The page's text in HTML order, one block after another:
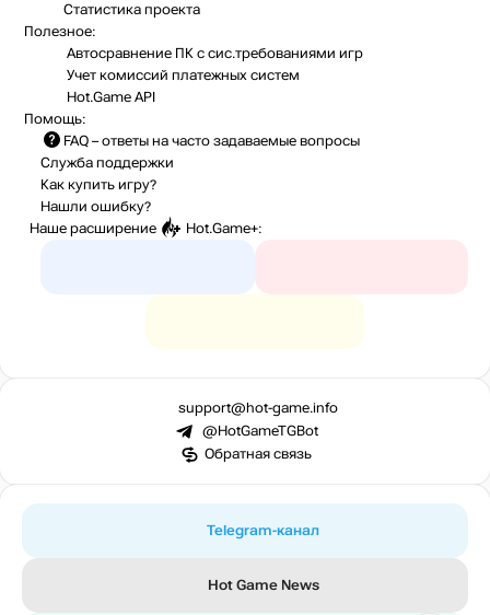
Статистика проекта
Полезное:
Автосравнение ПК с сис.требованиями игр
Учет комиссий платежных систем
Hot.Game API
Помощь:
FAQ – ответы на часто задаваемые вопросы
Служба поддержки
Как купить игру?
Нашли ошибку?
Наше расширение
Hot.Game+:
support@hot-game.info
@HotGameTGBot
Обратная связь
Telegram-канал
Hot Game News